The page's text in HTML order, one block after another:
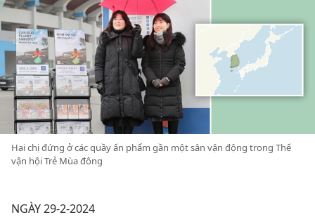
Hai chị đứng ở các quầy ấn phẩm gần một sân vận động trong Thế
vận hội Trẻ Mùa đông
NGÀY 29-2-2024